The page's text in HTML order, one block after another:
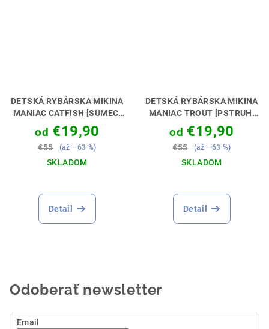
DETSKÁ RYBÁRSKA MIKINA
MANIAC CATFISH [SUMEC]
PERFEKTNÝ DARČEK PRE
MALÉHO SUMČIARA🎁💝
od €19,90
€55 (až –63 %)
SKLADOM
hodnotenie
produktu
Detail
DETSKÁ RYBÁRSKA MIKINA
MANIAC TROUT [PSTRUH]
PERFEKTNÝ DARČEK PRE
MALÉHO MUŠKÁRA🎁💝
od €19,90
€55 (až –63 %)
SKLADOM
Detail
Odoberať newsletter
Email